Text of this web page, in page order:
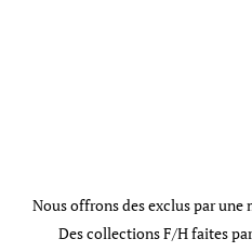
Nous offrons des exclus par une
Des collections F/H faites